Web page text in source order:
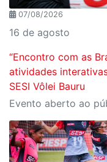
07/08/2026
16 de agosto
“Encontro com as
atividades
SESI Vôlei Bauru